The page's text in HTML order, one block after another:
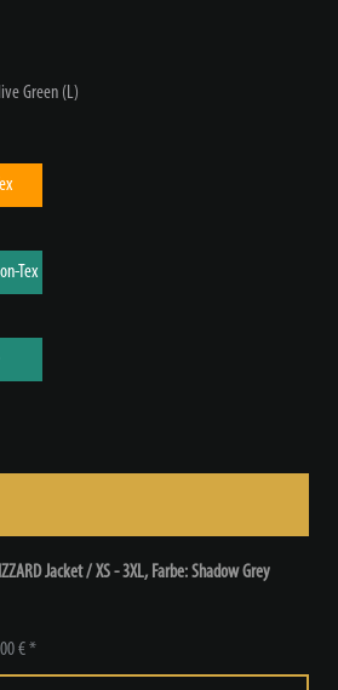
Green (L)
Tex
Jacket / XS - 3XL, Farbe: Shadow Grey
€ *